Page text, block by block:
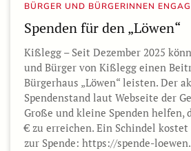
BÜRGER UND BÜRGERINNEN
Spenden für den „Löwen“
Kißlegg – Seit Dezember 2025
und Bürger von Kißlegg einen
Bürgerhaus „Löwen“ leisten. Der
Spendenstand laut Webseite der
Große und kleine Spenden helfen,
€ zu erreichen. Ein Schindel kostet
zur Spende: https://spende-